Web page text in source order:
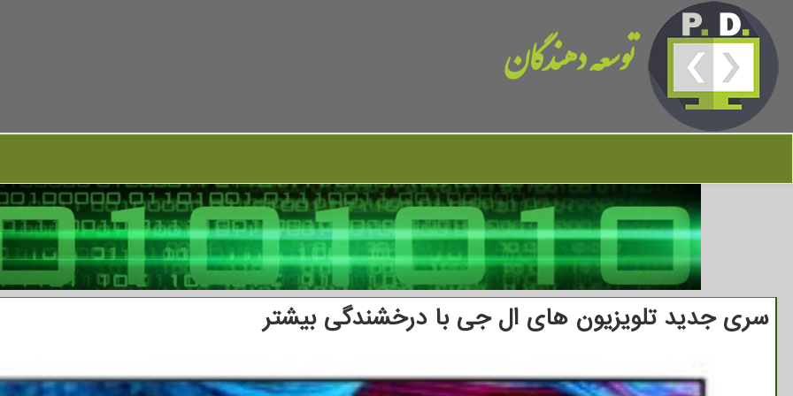
توسعه دهندگان
سری جدید تلویزیون های ال جی با درخشندگی بیشتر